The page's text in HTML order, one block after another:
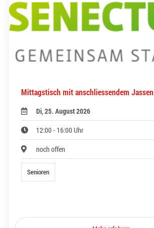
Mittagstisch mit anschliessendem Jassen
Di, 25. August 2026
12:00 - 16:00 Uhr
noch offen
Senioren